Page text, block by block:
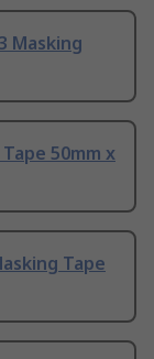
Masking
50mm x
Tape